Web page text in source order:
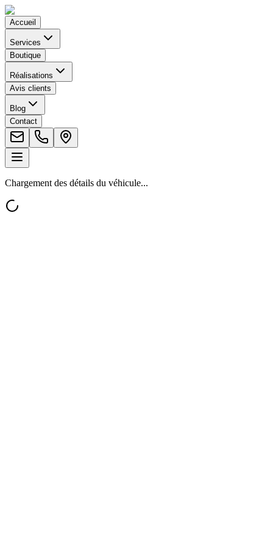
Accueil
Services
Boutique
Réalisations
Avis clients
Blog
Contact
Chargement des détails du véhicule...